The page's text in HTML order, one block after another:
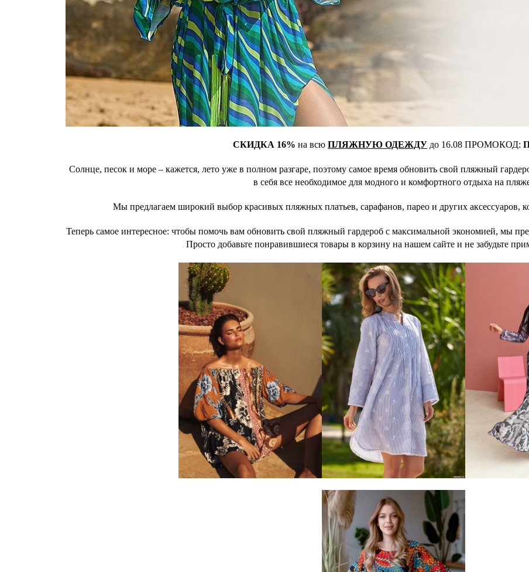
СКИДКА 16% на всю ПЛЯЖНУЮ ОДЕЖДУ до 16.08 ПРОМОКОД:
Солнце, песок и море – кажется, лето уже в полном разгаре, поэтому самое время обновить свой пляжный
в себя все необходимое для модного и комфортного отдыха на
Мы предлагаем широкий выбор красивых пляжных платьев, сарафанов, парео и других аксессуаров,
Теперь самое интересное: чтобы помочь вам обновить свой пляжный гардероб с максимальной экономией, мы
Просто добавьте понравившиеся товары в корзину на нашем сайте и не забудьте